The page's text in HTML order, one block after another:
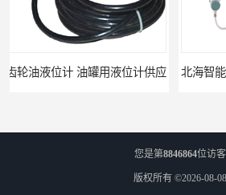
用液位计供应
您是第8846864位访客
版权所有 ©2026-08-08